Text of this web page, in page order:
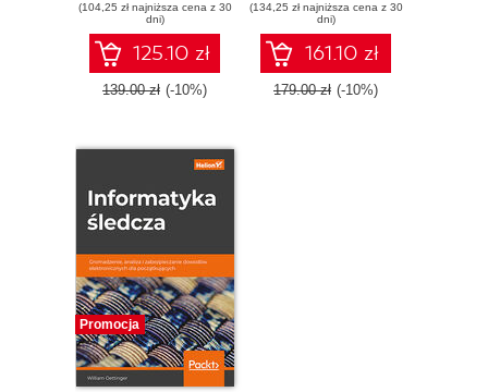
acquiring, and
securing digital
evidence - Second
Edition
(104,25 zł najniższa cena z 30
dni)
125.10 zł
139.00 zł (-10%)
securing digital
evidence
(134,25 zł najniższa cena z 30
dni)
161.10 zł
179.00 zł (-10%)
Promocja